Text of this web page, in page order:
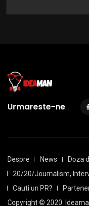
Urmareste-ne
Despre News Doza
20/20/Journalism,
Cauti un PR?
Copyright © 2020